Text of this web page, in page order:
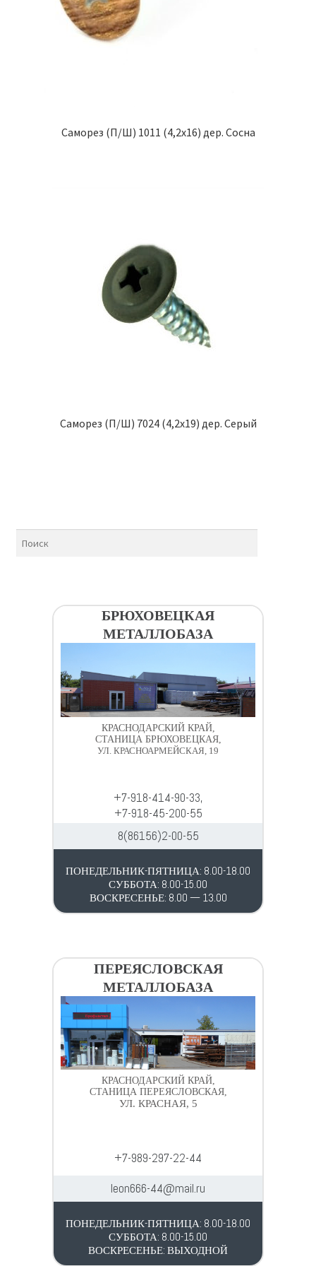
Саморез (П/Ш) 1011 (4,2х16) дер. Сосна
Саморез (П/Ш) 7024 (4,2х19) дер. Серый
БРЮХОВЕЦКАЯ
МЕТАЛЛОБАЗА
КРАСНОДАРСКИЙ КРАЙ,
СТАНИЦА БРЮХОВЕЦКАЯ,
УЛ. КРАСНОАРМЕЙСКАЯ, 19
+7-918-414-90-33,
+7-918-45-200-55
8(86156)2-00-55
ПОНЕДЕЛЬНИК-ПЯТНИЦА: 8.00-18.00
СУББОТА: 8.00-15.00
ВОСКРЕСЕНЬЕ: 8.00 — 13.00
ПЕРЕЯСЛОВСКАЯ
МЕТАЛЛОБАЗА
КРАСНОДАРСКИЙ КРАЙ,
СТАНИЦА ПЕРЕЯСЛОВСКАЯ,
УЛ. КРАСНАЯ, 5
+7-989-297-22-44
leon666-44@mail.ru
ПОНЕДЕЛЬНИК-ПЯТНИЦА: 8.00-18.00
СУББОТА: 8.00-15.00
ВОСКРЕСЕНЬЕ: ВЫХОДНОЙ